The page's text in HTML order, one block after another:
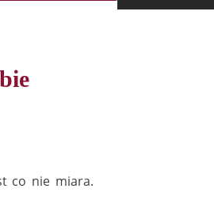
co nie miara.